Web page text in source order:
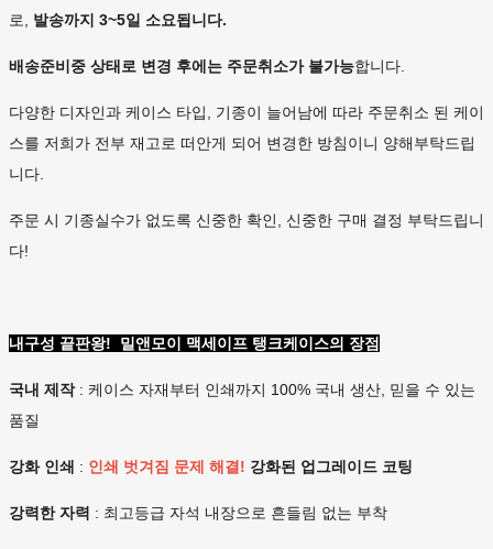
로, 발송까지 3~5일 소요됩니다.
배송준비중 상태로 변경 후에는 주문취소가 불가능합니다.
다양한 디자인과 케이스 타입, 기종이 늘어남에 따라 주문취소 된 케이
스를 저희가 전부 재고로 떠안게 되어 변경한 방침이니 양해부탁드립
니다.
주문 시 기종실수가 없도록 신중한 확인, 신중한 구매 결정 부탁드립니
다!
내구성 끝판왕! 밀앤모이 맥세이프 탱크케이스의 장점
국내 제작: 케이스 자재부터 인쇄까지 100% 국내 생산, 믿을 수 있는
품질
강화 인쇄 : 인쇄 벗겨짐 문제 해결! 강화된 업그레이드 코팅
강력한 자력 : 최고등급 자석 내장으로 흔들림 없는 부착